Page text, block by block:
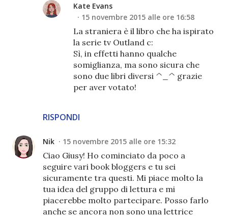
RISPONDI
Kate Evans
15 novembre 2015 alle ore 16:58
La straniera è il libro che ha ispirato
la serie tv Outland c:
Sì, in effetti hanno qualche
somiglianza, ma sono sicura che
sono due libri diversi ^_^ grazie
per aver votato!
Nik 15 novembre 2015 alle ore 15:32
Ciao Giusy! Ho cominciato da poco a
seguire vari book bloggers e tu sei
sicuramente tra questi. Mi piace molto la
tua idea del gruppo di lettura e mi
piacerebbe molto partecipare. Posso farlo
anche se ancora non sono una lettrice